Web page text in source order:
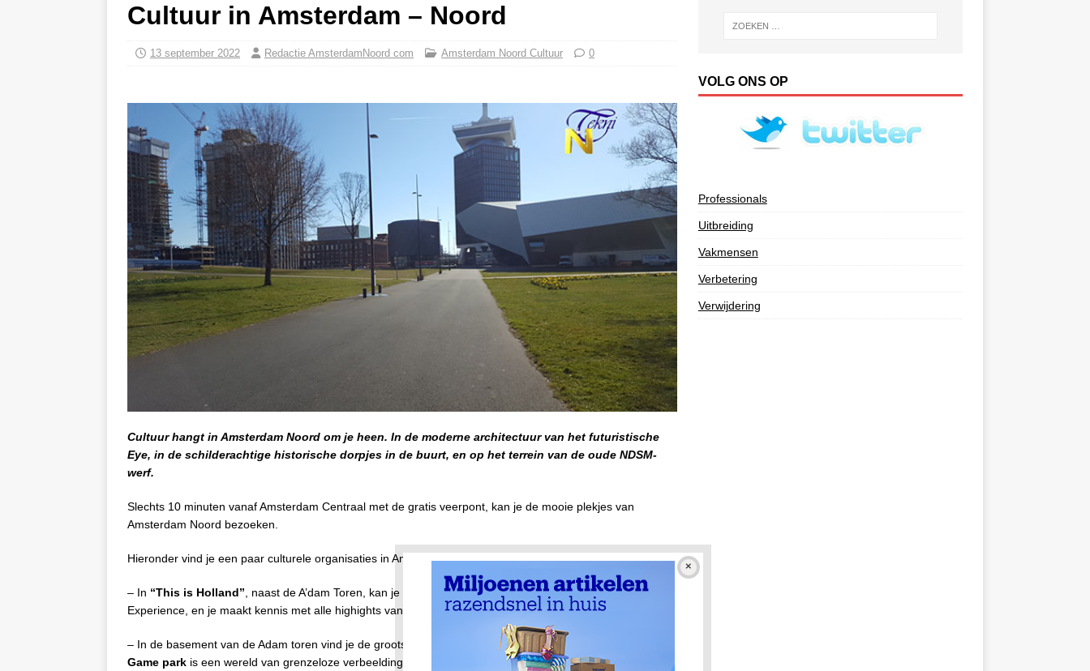
Cultuur in Amsterdam – Noord
13 september 2022 Redactie AmsterdamNoord com Amsterdam Noord Cultuur 0
Cultuur hangt in Amsterdam Noord om je heen. In de moderne architectuur van het futuristische
Eye, in de schilderachtige historische dorpjes in de buurt, en op het terrein van de oude NDSM-
werf.
Slechts 10 minuten vanaf Amsterdam Centraal met de gratis veerpont, kan je de mooie plekjes van
Amsterdam Noord bezoeken.
Hieronder vind je een paar culturele organisaties in Amsterdam Noord:
– In “This is Holland”, naast de A’dam Toren, kan je en uur reizen met als de spectaculaire 5 D Flight
Experience, en je maakt kennis met alle highights van Nederland.
– In de basement van de Adam toren vind je de grootste pop-up VR experience in Nederland:
Game park is een wereld van grenzeloze verbeelding met de meest exclusieve games op het gebied van
VOLG ONS OP
Professionals
Uitbreiding
Vakmensen
Verbetering
Verwijdering